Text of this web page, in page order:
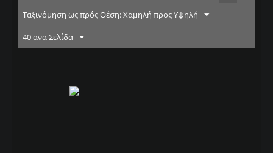
Ταξινόμηση ως πρός Θέση: Χαμηλή προς Υψηλή
40 ανα Σελίδα